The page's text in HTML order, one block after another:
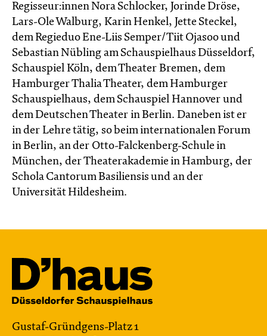
Regisseur:innen Nora Schlocker, Jorinde Dröse,
Lars-Ole Walburg, Karin Henkel, Jette Steckel,
dem Regieduo Ene-Liis Semper/Tiit Ojasoo und
Sebastian Nübling am Schauspielhaus Düsseldorf,
Schauspiel Köln, dem Theater Bremen, dem
Hamburger Thalia Theater, dem Hamburger
Schauspielhaus, dem Schauspiel Hannover und
dem Deutschen Theater in Berlin. Daneben ist er
in der Lehre tätig, so beim internationalen Forum
in Berlin, an der Otto-Falckenberg-Schule in
München, der Theaterakademie in Hamburg, der
Schola Cantorum Basiliensis und an der
Universität Hildesheim.
Gustaf-Gründgens-Platz 1